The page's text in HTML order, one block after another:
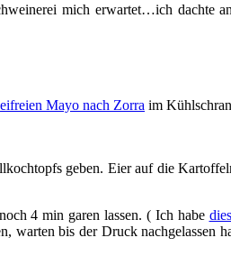
mich erwartet…ich dachte
eifreien Mayo nach Zorra im
geben. Eier auf die
4 min garen lassen. ( Ich habe
bis der Druck nachgelassen